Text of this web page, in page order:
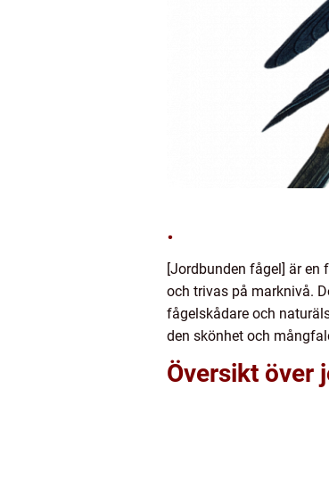
.
[Jordbunden fågel] är en
och trivas på marknivå.
fågelskådare och
den skönhet och
Översikt över